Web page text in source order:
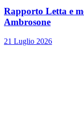
Rapporto Letta e
Ambrosone
21 Luglio 2026